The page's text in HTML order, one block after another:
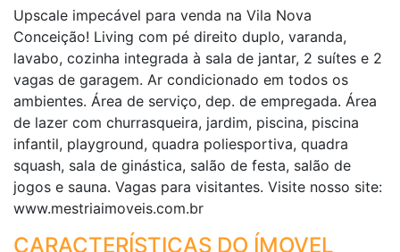
Upscale impecável para venda na Vila Nova
Conceição! Living com pé direito duplo, varanda,
lavabo, cozinha integrada à sala de jantar, 2 suítes e 2
vagas de garagem. Ar condicionado em todos os
ambientes. Área de serviço, dep. de empregada. Área
de lazer com churrasqueira, jardim, piscina, piscina
infantil, playground, quadra poliesportiva, quadra
squash, sala de ginástica, salão de festa, salão de
jogos e sauna. Vagas para visitantes. Visite nosso site:
www.mestriaimoveis.com.br
CARACTERÍSTICAS DO ÍMOVEL